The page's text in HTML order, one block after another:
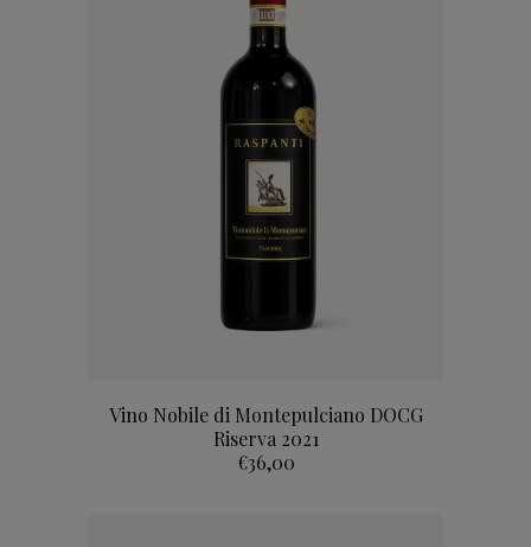
Vino Nobile di Montepulciano DOCG
Riserva 2021
€36,00